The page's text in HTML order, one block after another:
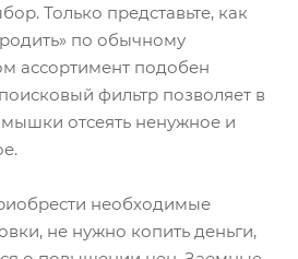
Только представьте, как
по обычному
ассортимент подобен
фильтр позволяет в
отсеять ненужное и
необходимые
не нужно копить деньги,